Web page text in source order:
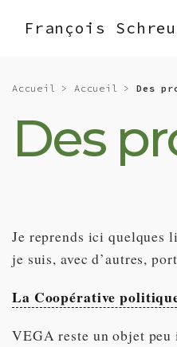
François
Accueil >Accueil >Des
Des
Je reprends ici quelques
je suis, avec d’autres,
La Coopérative
VEGA reste un objet peu